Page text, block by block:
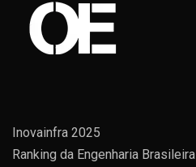
Inovainfra 2025
Ranking da Engenharia Brasileira